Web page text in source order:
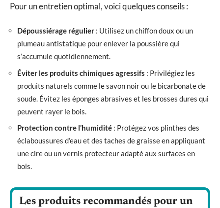
Pour un entretien optimal, voici quelques conseils :
Dépoussiérage régulier : Utilisez un chiffon doux ou un
plumeau antistatique pour enlever la poussière qui
s’accumule quotidiennement.
Éviter les produits chimiques agressifs : Privilégiez les
produits naturels comme le savon noir ou le bicarbonate de
soude. Évitez les éponges abrasives et les brosses dures qui
peuvent rayer le bois.
Protection contre l’humidité : Protégez vos plinthes des
éclaboussures d’eau et des taches de graisse en appliquant
une cire ou un vernis protecteur adapté aux surfaces en
bois.
Les produits recommandés pour un